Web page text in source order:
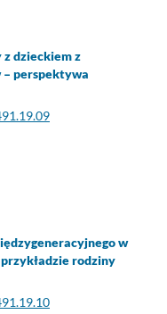
dzieckiem z
– perspektywa
w
rodziny